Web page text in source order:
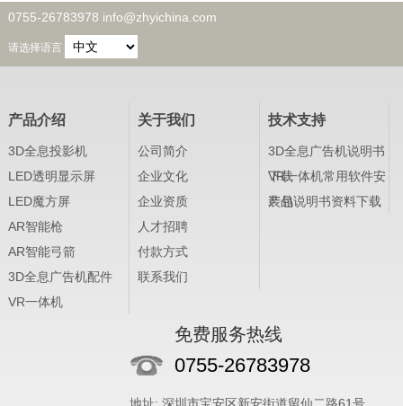
0755-26783978 info@zhyichina.com
请选择语言
产品介绍
3D全息投影机
LED透明显示屏
LED魔方屏
AR智能枪
AR智能弓箭
3D全息广告机配件
VR一体机
关于我们
公司简介
企业文化
企业资质
人才招聘
付款方式
联系我们
技术支持
3D全息广告机说明书
下载
VR一体机常用软件安
装包
产品说明书资料下载
免费服务热线
0755-26783978